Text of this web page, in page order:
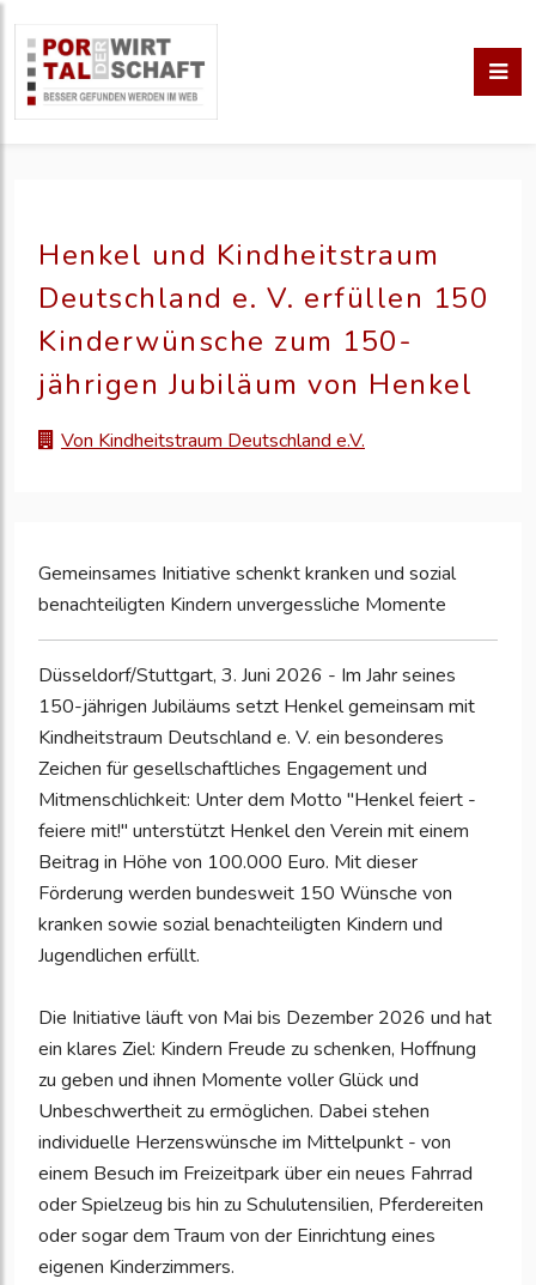
Henkel und Kindheitstraum
Deutschland e. V. erfüllen 150
Kinderwünsche zum 150-
jährigen Jubiläum von Henkel
Von Kindheitstraum Deutschland e.V.
Gemeinsames Initiative schenkt kranken und sozial
benachteiligten Kindern unvergessliche Momente
Düsseldorf/Stuttgart, 3. Juni 2026 - Im Jahr seines
150-jährigen Jubiläums setzt Henkel gemeinsam mit
Kindheitstraum Deutschland e. V. ein besonderes
Zeichen für gesellschaftliches Engagement und
Mitmenschlichkeit: Unter dem Motto "Henkel feiert -
feiere mit!" unterstützt Henkel den Verein mit einem
Beitrag in Höhe von 100.000 Euro. Mit dieser
Förderung werden bundesweit 150 Wünsche von
kranken sowie sozial benachteiligten Kindern und
Jugendlichen erfüllt.
Die Initiative läuft von Mai bis Dezember 2026 und hat
ein klares Ziel: Kindern Freude zu schenken, Hoffnung
zu geben und ihnen Momente voller Glück und
Unbeschwertheit zu ermöglichen. Dabei stehen
individuelle Herzenswünsche im Mittelpunkt - von
einem Besuch im Freizeitpark über ein neues Fahrrad
oder Spielzeug bis hin zu Schulutensilien, Pferdereiten
oder sogar dem Traum von der Einrichtung eines
eigenen Kinderzimmers.